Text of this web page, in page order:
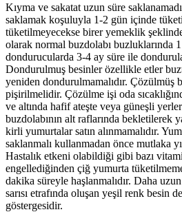
Kıyma ve sakatat uzun süre
saklamak koşuluyla 1-2 gün içinde
tüketilmeyecekse birer yemeklik
olarak normal buzdolabı buzluklarında
dondurucularda 3-4 ay süre ile
Dondurulmuş besinler özellikle etler
yeniden dondurulmamalıdır. Çözülmüş
pişirilmelidir. Çözülme işi oda
ve altında hafif ateşte veya güneşli
buzdolabının alt raflarında bekletilerek
kirli yumurtalar satın alınmamalıdır.
saklanmalı kullanmadan önce mutlaka
Hastalık etkeni olabildiği gibi bazı
engellediğinden çiğ yumurta
dakika süreyle haşlanmalıdır. Daha
sarısı etrafında oluşan yeşil renk besin
göstergesidir.